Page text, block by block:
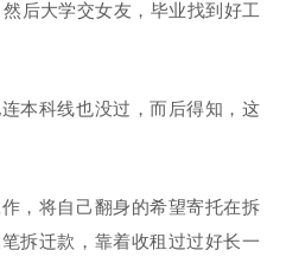
后大学交女友，毕业找到好工
本科线也没过，而后得知，这
，将自己翻身的希望寄托在拆
拆迁款，靠着收租过过好长一